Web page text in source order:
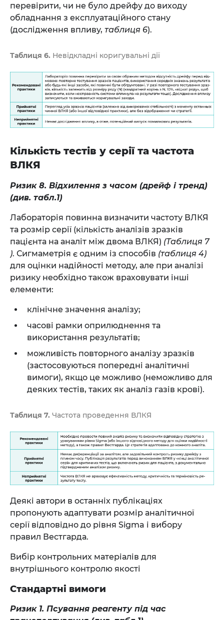
перевірити, чи не було дрейфу до виходу
обладнання з експлуатаційного стану
(дослідження впливу, таблиця 6).
Таблиця 6. Невідкладні коригувальні дії
Кількість тестів у серії та частота
ВЛКЯ
Ризик 8. Відхилення з часом (дрейф і тренд)
(див. табл.1)
Лабораторія повинна визначити частоту ВЛКЯ
та розмір серії (кількість аналізів зразків
пацієнта на аналіт між двома ВЛКЯ) (Таблиця 7
). Сигмаметрія є одним із способів (таблиця 4)
для оцінки надійності методу, але при аналізі
ризику необхідно також враховувати інші
елементи:
клінічне значення аналізу;
часові рамки оприлюднення та
використання результатів;
можливість повторного аналізу зразків
(застосовуються попередні аналітичні
вимоги), якщо це можливо (неможливо для
деяких тестів, таких як аналіз газів крові).
Таблиця 7. Частота проведення ВЛКЯ
Деякі автори в останніх публікаціях
пропонують адаптувати розмір аналітичної
серії відповідно до рівня Sigma і вибору
правил Вестгарда.
Вибір контрольних матеріалів для
внутрішнього контролю якості
Стандартні вимоги
Ризик 1. Псування реагенту під час